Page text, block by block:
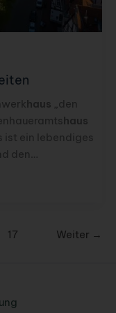
haus „den
haus
ist ein lebendiges
den…
17 Weiter →